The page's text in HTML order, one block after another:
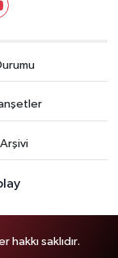
saklıdır.